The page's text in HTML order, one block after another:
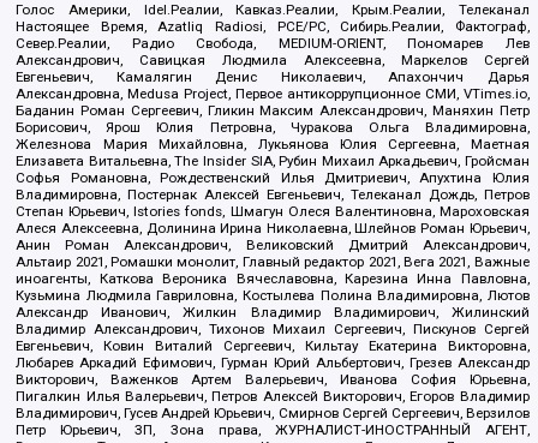
Голос Америки, Idel.Реалии, Кавказ.Реалии, Крым.Реалии, Телеканал
Настоящее Время, Azatliq Radiosi, PCE/PC, Сибирь.Реалии, Фактограф,
Север.Реалии, Радио Свобода, MEDIUM-ORIENT, Пономарев Лев
Александрович, Савицкая Людмила Алексеевна, Маркелов Сергей
Евгеньевич, Камалягин Денис Николаевич, Апахончич Дарья
Александровна, Medusa Project, Первое антикоррупционное СМИ, VTimes.io,
Баданин Роман Сергеевич, Гликин Максим Александрович, Маняхин Петр
Борисович, Ярош Юлия Петровна, Чуракова Ольга Владимировна,
Железнова Мария Михайловна, Лукьянова Юлия Сергеевна, Маетная
Елизавета Витальевна, The Insider SIA, Рубин Михаил Аркадьевич, Гройсман
Софья Романовна, Рождественский Илья Дмитриевич, Апухтина Юлия
Владимировна, Постернак Алексей Евгеньевич, Телеканал Дождь, Петров
Степан Юрьевич, Istories fonds, Шмагун Олеся Валентиновна, Мароховская
Алеся Алексеевна, Долинина Ирина Николаевна, Шлейнов Роман Юрьевич,
Анин Роман Александрович, Великовский Дмитрий Александрович,
Альтаир 2021, Ромашки монолит, Главный редактор 2021, Вега 2021, Важные
иноагенты, Каткова Вероника Вячеславовна, Карезина Инна Павловна,
Кузьмина Людмила Гавриловна, Костылева Полина Владимировна, Лютов
Александр Иванович, Жилкин Владимир Владимирович, Жилинский
Владимир Александрович, Тихонов Михаил Сергеевич, Пискунов Сергей
Евгеньевич, Ковин Виталий Сергеевич, Кильтау Екатерина Викторовна,
Любарев Аркадий Ефимович, Гурман Юрий Альбертович, Грезев Александр
Викторович, Важенков Артем Валерьевич, Иванова София Юрьевна,
Пигалкин Илья Валерьевич, Петров Алексей Викторович, Егоров Владимир
Владимирович, Гусев Андрей Юрьевич, Смирнов Сергей Сергеевич, Верзилов
Петр Юрьевич, ЗП, Зона права, ЖУРНАЛИСТ-ИНОСТРАННЫЙ АГЕНТ,